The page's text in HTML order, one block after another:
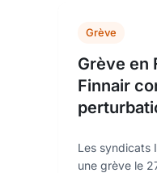
Grève
Grève en
Finnair
Les syndicats
une grève le